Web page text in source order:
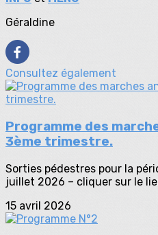
Géraldine
Consultez également
Programme des
3ème trimestre.
Sorties pédestres pour la
juillet 2026 – cliquer sur le
15 avril 2026